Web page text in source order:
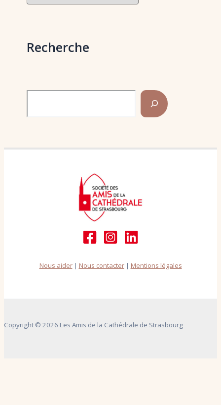
Recherche
Nous aider| Nous contacter| Mentions légales
Copyright © 2026 Les Amis de la Cathédrale de Strasbourg